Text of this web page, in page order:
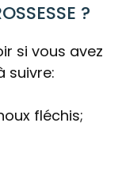
?
si vous avez
suivre:
fléchis;